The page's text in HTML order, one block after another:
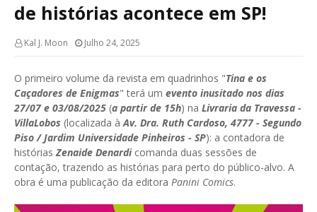
de histórias acontece em SP!
Kal J. Moon Julho 24, 2025
O primeiro volume da revista em quadrinhos "Tina e os
Caçadores de Enigmas" terá um evento inusitado nos dias
27/07 e 03/08/2025 (a partir de 15h) na Livraria da Travessa -
VillaLobos (localizada àAv. Dra. Ruth Cardoso, 4777 - Segundo
Piso / Jardim Universidade Pinheiros - SP): a contadora de
históriasZenaide Denardi comanda duas sessões de
contação, trazendo as histórias para perto do público-alvo. A
obra é uma publicação da editora Panini Comics.